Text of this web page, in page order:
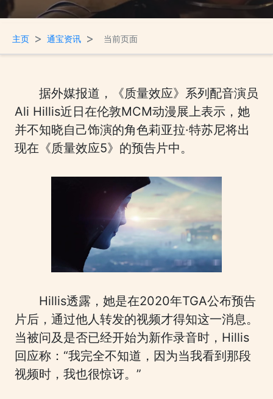
主页 > 通宝资讯 > 当前页面
据外媒报道，《质量效应》系列配音演员
Ali Hillis近日在伦敦MCM动漫展上表示，她
并不知晓自己饰演的角色莉亚拉·特苏尼将出
现在《质量效应5》的预告片中。
Hillis透露，她是在2020年TGA公布预告
片后，通过他人转发的视频才得知这一消息。
当被问及是否已经开始为新作录音时，Hillis
回应称：“我完全不知道，因为当我看到那段
视频时，我也很惊讶。”